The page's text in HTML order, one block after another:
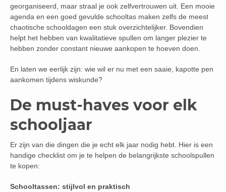
georganiseerd, maar straal je ook zelfvertrouwen uit. Een mooie
agenda en een goed gevulde schooltas maken zelfs de meest
chaotische schooldagen een stuk overzichtelijker. Bovendien
helpt het hebben van kwalitatieve spullen om langer plezier te
hebben zonder constant nieuwe aankopen te hoeven doen.
En laten we eerlijk zijn: wie wil er nu met een saaie, kapotte pen
aankomen tijdens wiskunde?
De must-haves voor elk
schooljaar
Er zijn van die dingen die je echt elk jaar nodig hebt. Hier is een
handige checklist om je te helpen de belangrijkste schoolspullen
te kopen:
Schooltassen: stijlvol en praktisch